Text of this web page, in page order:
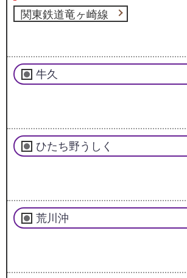
関東鉄道竜ヶ崎線
牛久
ひたち野うしく
荒川沖